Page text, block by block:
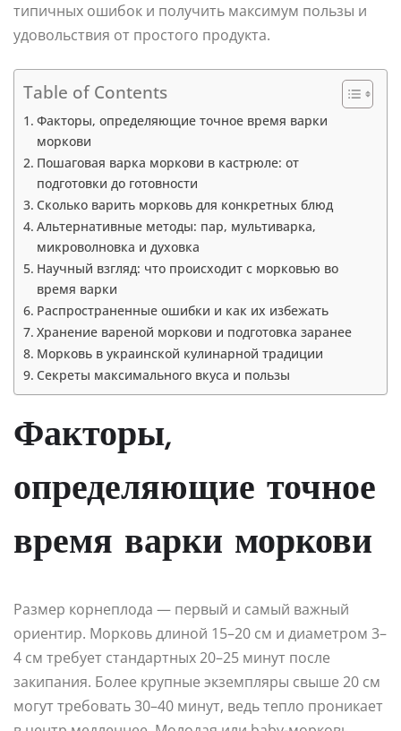
типичных ошибок и получить максимум пользы и
удовольствия от простого продукта.
Table of Contents
Факторы, определяющие точное время варки
моркови
Пошаговая варка моркови в кастрюле: от
подготовки до готовности
Сколько варить морковь для конкретных блюд
Альтернативные методы: пар, мультиварка,
микроволновка и духовка
Научный взгляд: что происходит с морковью во
время варки
Распространенные ошибки и как их избежать
Хранение вареной моркови и подготовка заранее
Морковь в украинской кулинарной традиции
Секреты максимального вкуса и пользы
Факторы,
определяющие точное
время варки моркови
Размер корнеплода — первый и самый важный
ориентир. Морковь длиной 15–20 см и диаметром 3–
4 см требует стандартных 20–25 минут после
закипания. Более крупные экземпляры свыше 20 см
могут требовать 30–40 минут, ведь тепло проникает